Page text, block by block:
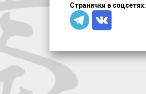
Странички в соцсетях: